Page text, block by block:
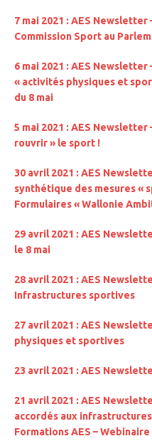
7 mai 2021 : AES Newsletter
Commission Sport au
6 mai 2021 : AES
« activités physiques et
du 8 mai
5 mai 2021 : AES Newsletter
rouvrir » le sport !
30 avril 2021 : AES
synthétique des mesures «
Formulaires « Wallonie
29 avril 2021 : AES
le 8 mai
28 avril 2021 : AES
Infrastructures sportives
27 avril 2021 : AES
physiques et sportives
23 avril 2021 : AES
21 avril 2021 : AES
accordés aux
Formations AES –